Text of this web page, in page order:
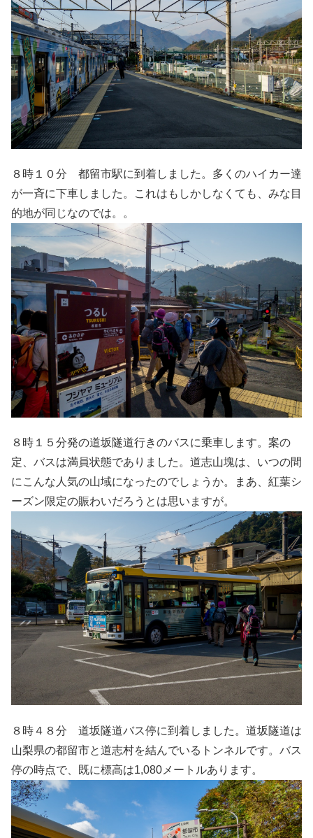
８時１０分 都留市駅に到着しました。多くのハイカー達
が一斉に下車しました。これはもしかしなくても、みな目
的地が同じなのでは。。
８時１５分発の道坂隧道行きのバスに乗車します。案の
定、バスは満員状態でありました。道志山塊は、いつの間
にこんな人気の山域になったのでしょうか。まあ、紅葉シ
ーズン限定の賑わいだろうとは思いますが。
８時４８分 道坂隧道バス停に到着しました。道坂隧道は
山梨県の都留市と道志村を結んでいるトンネルです。バス
停の時点で、既に標高は1,080メートルあります。